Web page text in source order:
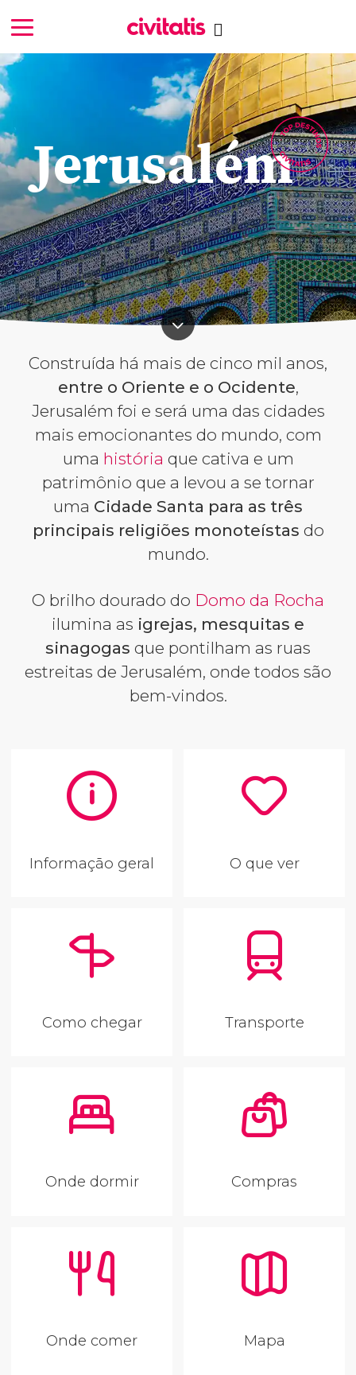
Jerusalém
Construída há mais de cinco mil anos,
entre o Oriente e o Ocidente,
Jerusalém foi e será uma das cidades
mais emocionantes do mundo, com
uma história que cativa e um
patrimônio que a levou a se tornar
uma Cidade Santa para as três
principais religiões monoteístas do
mundo.
O brilho dourado do Domo da Rocha
ilumina as igrejas, mesquitas e
sinagogas que pontilham as ruas
estreitas de Jerusalém, onde todos são
bem-vindos.
Informação geral O que ver
Como chegar Transporte
Onde dormir Compras
Onde comer Mapa